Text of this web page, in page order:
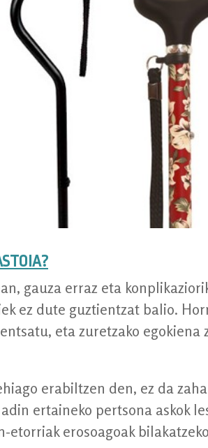
gauza erraz eta
ez dute guztientzat balio.
eta zuretzako egokiena
erabiltzen den, ez da
ertaineko pertsona askok
etorriak erosoagoak